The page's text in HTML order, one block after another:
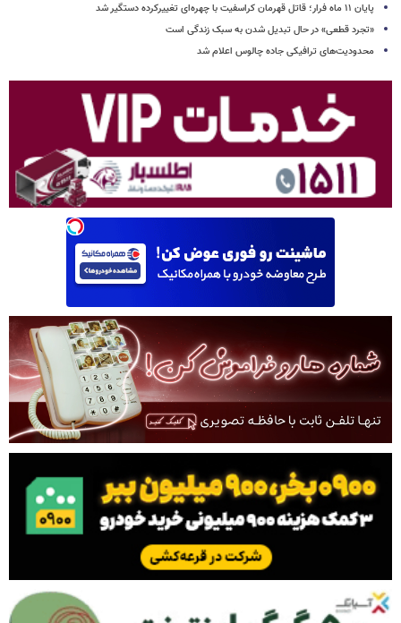
پایان ۱۱ ماه فرار؛ قاتل قهرمان کراسفیت با چهره‌ای تغییرکرده دستگیر شد
«تجرد قطعی» در حال تبدیل شدن به سبک زندگی است
محدودیت‌های ترافیکی جاده چالوس اعلام شد